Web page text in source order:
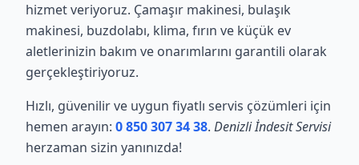
hizmet veriyoruz. Çamaşır makinesi, bulaşık
makinesi, buzdolabı, klima, fırın ve küçük ev
aletlerinizin bakım ve onarımlarını garantili olarak
gerçekleştiriyoruz.
Hızlı, güvenilir ve uygun fiyatlı servis çözümleri için
hemen arayın: 0 850 307 34 38. Denizli İndesit Servisi
herzaman sizin yanınızda!